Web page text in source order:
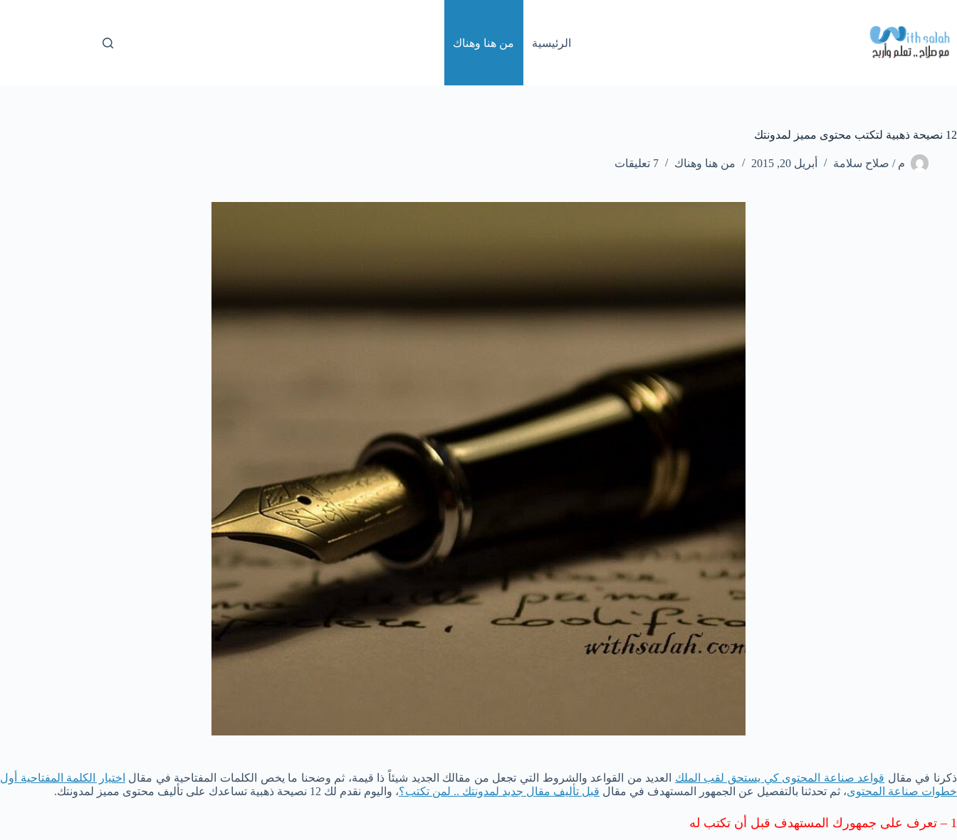
المحتوى
الرئيسية من هنا وهناك
12 نصيحة ذهبية لتكتب محتوى مميز لمدونتك
م / صلاح سلامة أبريل 20, 2015 من هنا وهناك 7 تعليقات
ذكرنا في مقال قواعد صناعة المحتوى كي يستحق لقب الملك العديد من القواعد والشروط التي تجعل من مقالك الجديد شيئاً ذا قيمة، ثم وضحنا ما يخص الكلمات المفتاحية في مقال اختيار الكلمة المفتاحية أول
خطوات صناعة المحتوى، ثم تحدثنا بالتفصيل عن الجمهور المستهدف في مقال قبل تأليف مقال جديد لمدونتك .. لمن تكتب؟، واليوم نقدم لك 12 نصيحة ذهبية تساعدك على تأليف محتوى مميز لمدونتك.
1 – تعرف على جمهورك المستهدف قبل أن تكتب له